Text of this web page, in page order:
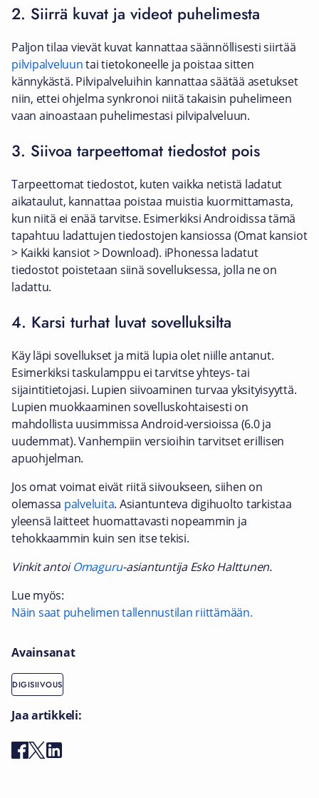
2. Siirrä kuvat ja videot puhelimesta
Paljon tilaa vievät kuvat kannattaa säännöllisesti siirtää
pilvipalveluuntai tietokoneelle ja poistaa sitten
kännykästä. Pilvipalveluihin kannattaa säätää asetukset
niin, ettei ohjelma synkronoi niitä takaisin puhelimeen
vaan ainoastaan puhelimestasi pilvipalveluun.
3. Siivoa tarpeettomat tiedostot pois
Tarpeettomat tiedostot, kuten vaikka netistä ladatut
aikataulut, kannattaa poistaa muistia kuormittamasta,
kun niitä ei enää tarvitse. Esimerkiksi Androidissa tämä
tapahtuu ladattujen tiedostojen kansiossa (Omat kansiot
> Kaikki kansiot > Download). iPhonessa ladatut
tiedostot poistetaan siinä sovelluksessa, jolla ne on
ladattu.
4. Karsi turhat luvat sovelluksilta
Käy läpi sovellukset ja mitä lupia olet niille antanut.
Esimerkiksi taskulamppu ei tarvitse yhteys- tai
sijaintitietojasi. Lupien siivoaminen turvaa yksityisyyttä.
Lupien muokkaaminen sovelluskohtaisesti on
mahdollista uusimmissa Android-versioissa (6.0 ja
uudemmat). Vanhempiin versioihin tarvitset erillisen
apuohjelman.
Jos omat voimat eivät riitä siivoukseen, siihen on
olemassa palveluita. Asiantunteva digihuolto tarkistaa
yleensä laitteet huomattavasti nopeammin ja
tehokkaammin kuin sen itse tekisi.
Vinkit antoiOmaguru-asiantuntija Esko Halttunen.
Lue myös:
Näin saat puhelimen tallennustilan riittämään.
Avainsanat
DIGISIIVOUS
Jaa artikkeli: